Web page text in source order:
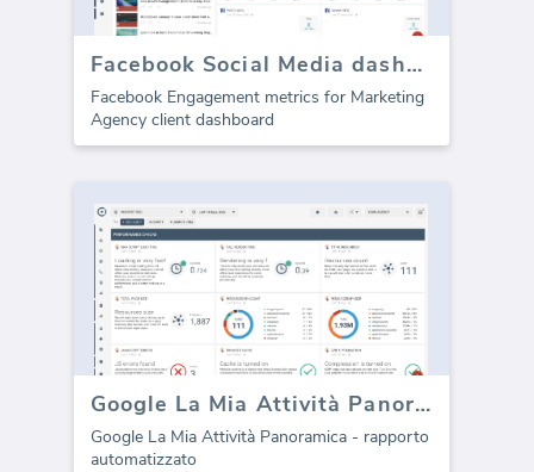
Facebook Social Media dashboard template - Coinvolgimento
Facebook Engagement metrics for Marketing
Agency client dashboard
Google La Mia Attività Panoramica (Report)
Google La Mia Attività Panoramica - rapporto
automatizzato